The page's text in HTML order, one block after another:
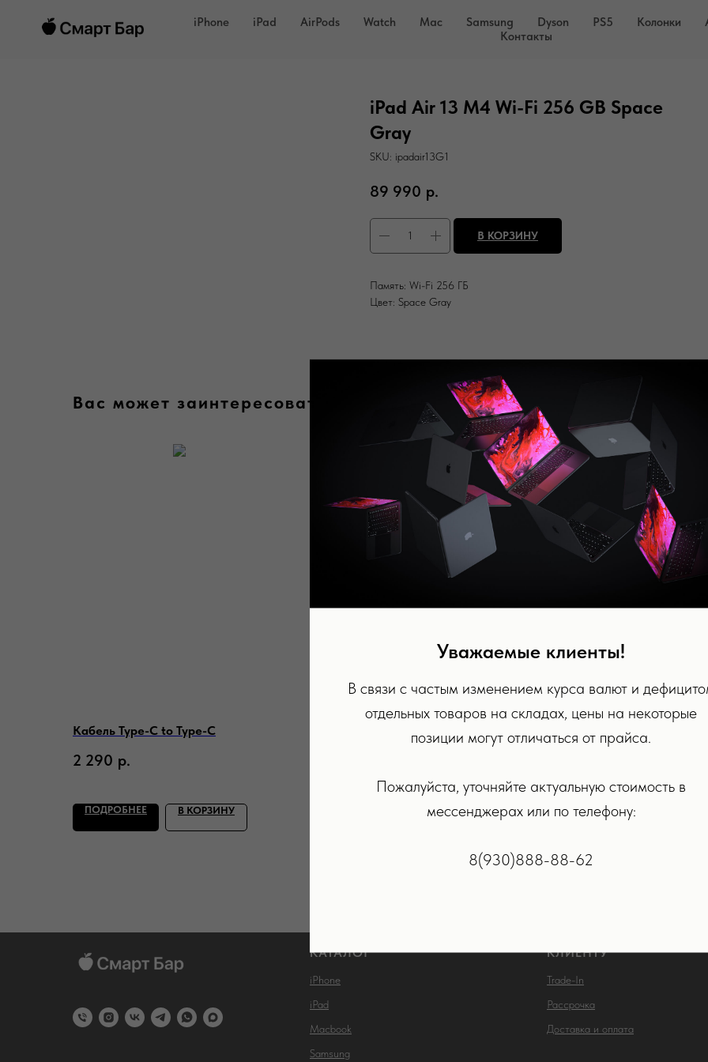
iPhone iPad AirPods Watch Mac Samsung Dyson PS5 Колонки
Контакты
iPad Air 13 M4 Wi-Fi 256 GB Space
Gray
SKU: ipadair13G1
89 990 р.
В КОРЗИНУ
Память: Wi-Fi 256 ГБ
Цвет: Space Gray
Вас может заинтересовать
Кабель Type-C to Type-C
2 290 р.
ПОДРОБНЕЕ В КОРЗИНУ
поколения), белый
р.
В КОРЗИНУ
Стилус Apple Pencil
ПОДРОБНЕЕ
КАТАЛОГ
iPhone
iPad
Macbook
Samsung
КЛИЕНТУ
Trade-In
Рассрочка
Доставка и оплата
Уважаемые клиенты!
В связи с частым изменением курса валют и
отдельных товаров на складах, цены на некоторые
позиции могут отличаться от прайса.
Пожалуйста, уточняйте актуальную стоимость в
мессенджерах или по телефону:
8(930)888-88-62